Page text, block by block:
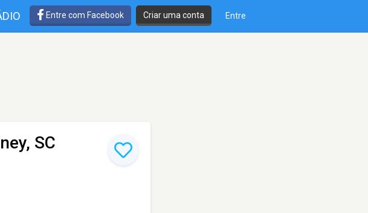
Entre com Facebook Criar uma conta Entre
SC